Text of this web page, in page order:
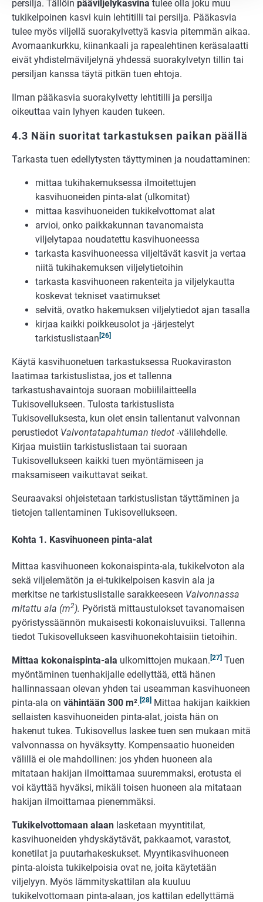
persilja. Tällöin pääviljelykasvina tulee olla joku muu
tukikelpoinen kasvi kuin lehtitilli tai persilja. Pääkasvia
tulee myös viljellä suorakylvettyä kasvia pitemmän aikaa.
Avomaankurkku, kiinankaali ja rapealehtinen keräsalaatti
eivät yhdistelmäviljelynä yhdessä suorakylvetyn tillin tai
persiljan kanssa täytä pitkän tuen ehtoja.
Ilman pääkasvia suorakylvetty lehtitilli ja persilja
oikeuttaa vain lyhyen kauden tukeen.
4.3 Näin suoritat tarkastuksen paikan päällä
Tarkasta tuen edellytysten täyttyminen ja noudattaminen:
mittaa tukihakemuksessa ilmoitettujen
kasvihuoneiden pinta-alat (ulkomitat)
mittaa kasvihuoneiden tukikelvottomat alat
arvioi, onko paikkakunnan tavanomaista
viljelytapaa noudatettu kasvihuoneessa
tarkasta kasvihuoneessa viljeltävät kasvit ja vertaa
niitä tukihakemuksen viljelytietoihin
tarkasta kasvihuoneen rakenteita ja viljelykautta
koskevat tekniset vaatimukset
selvitä, ovatko hakemuksen viljelytiedot ajan tasalla
kirjaa kaikki poikkeusolot ja -järjestelyt
tarkistuslistaan [26]
Käytä kasvihuonetuen tarkastuksessa Ruokaviraston
laatimaa tarkistuslistaa, jos et tallenna
tarkastushavaintoja suoraan mobiililaitteella
Tukisovellukseen. Tulosta tarkistuslista
Tukisovelluksesta, kun olet ensin tallentanut valvonnan
perustiedot Valvontatapahtuman tiedot -välilehdelle.
Kirjaa muistiin tarkistuslistaan tai suoraan
Tukisovellukseen kaikki tuen myöntämiseen ja
maksamiseen vaikuttavat seikat.
Seuraavaksi ohjeistetaan tarkistuslistan täyttäminen ja
tietojen tallentaminen Tukisovellukseen.
Kohta 1. Kasvihuoneen pinta-alat
Mittaa kasvihuoneen kokonaispinta-ala, tukikelvoton ala
sekä viljelemätön ja ei-tukikelpoisen kasvin ala ja
merkitse ne tarkistuslistalle sarakkeeseen Valvonnassa
mitattu ala (m2). Pyöristä mittaustulokset tavanomaisen
pyöristyssäännön mukaisesti kokonaisluvuiksi. Tallenna
tiedot Tukisovellukseen kasvihuonekohtaisiin tietoihin.
Mittaa kokonaispinta-ala ulkomittojen mukaan. [27] Tuen
myöntäminen tuenhakijalle edellyttää, että hänen
hallinnassaan olevan yhden tai useamman kasvihuoneen
pinta-ala on vähintään 300 m². [28] Mittaa hakijan kaikkien
sellaisten kasvihuoneiden pinta-alat, joista hän on
hakenut tukea. Tukisovellus laskee tuen sen mukaan mitä
valvonnassa on hyväksytty. Kompensaatio huoneiden
välillä ei ole mahdollinen: jos yhden huoneen ala
mitataan hakijan ilmoittamaa suuremmaksi, erotusta ei
voi käyttää hyväksi, mikäli toisen huoneen ala mitataan
hakijan ilmoittamaa pienemmäksi.
Tukikelvottomaan alaan lasketaan myyntitilat,
kasvihuoneiden yhdyskäytävät, pakkaamot, varastot,
konetilat ja puutarhakeskukset. Myyntikasvihuoneen
pinta-aloista tukikelpoisia ovat ne, joita käytetään
viljelyyn. Myös lämmityskattilan ala kuuluu
tukikelvottomaan pinta-alaan, jos kattilan edellyttämä